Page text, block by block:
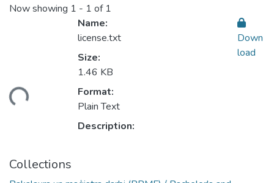
Now showing 1 - 1 of 1
Name:
license.txt
Size:
1.46 KB
Format:
Plain Text
Description:
Down
load
Collections